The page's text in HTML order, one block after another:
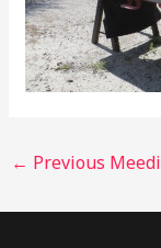
← Previous